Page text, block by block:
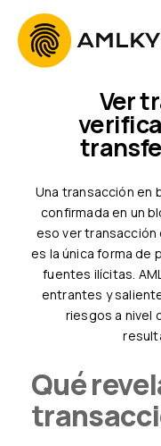
Ver transacción —
Una transacción en blockchain es irreversible: una vez
confirmada en un
eso ver transacción
es la única forma de
fuentes ilícitas.
entrantes y
riesgos a nivel
Qué revela el análisis de